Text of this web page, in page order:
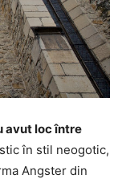
avut loc între
în stil neogotic,
Angster din